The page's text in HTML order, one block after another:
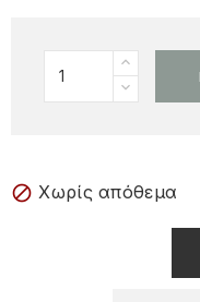
block Χωρίς απόθεμα